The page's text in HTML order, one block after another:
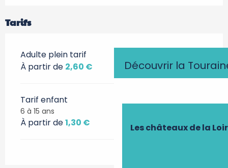
Découvrir la
Les châteaux de la
Tarifs
Adulte plein tarif
À partir de 2,60 €
Tarif enfant
6 à 15 ans
À partir de1,30 €